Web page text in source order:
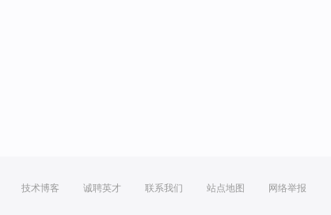
技术博客 诚聘英才 联系我们 站点地图 网络举报